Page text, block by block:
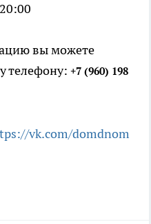
вы можете
телефону: +7 (960) 198
vk.com/domdnom